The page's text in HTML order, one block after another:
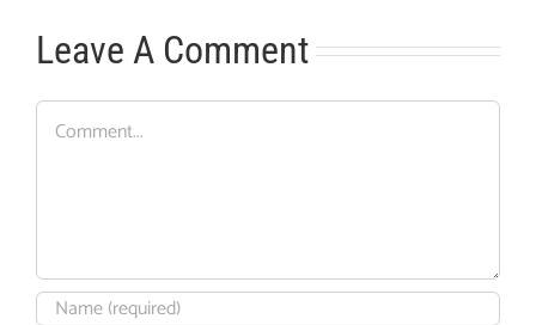
Leave A Comment